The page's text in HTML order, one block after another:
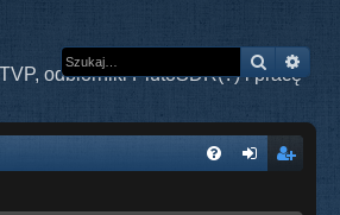
odbiorniki PlutoSDR(?) i pracę
Szukaj